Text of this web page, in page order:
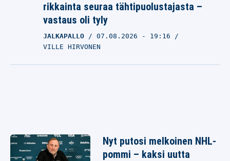
rikkainta seuraa tähtipuolustajasta –
vastaus oli tyly
JALKAPALLO 07.08.2026 - 19:16
VILLE HIRVONEN
Nyt putosi melkoinen NHL-
pommi – kaksi uutta